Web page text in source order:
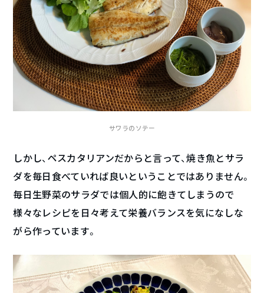
サワラのソテー
しかし、ペスカタリアンだからと言って、焼き魚とサラ
ダを毎日食べていれば良いということではありません。
毎日生野菜のサラダでは個人的に飽きてしまうので
様々なレシピを日々考えて栄養バランスを気になしな
がら作っています。